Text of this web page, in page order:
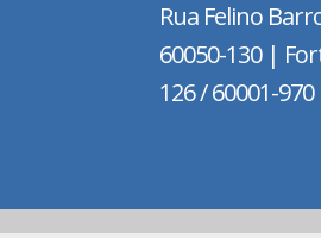
Rua Felino
60050-130 |
126 / 60001-970